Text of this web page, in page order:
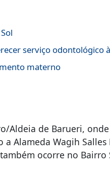
serviço odontológico
materno
Aldeia de Barueri,
Alameda Wagih Salles
ocorre no Bairro